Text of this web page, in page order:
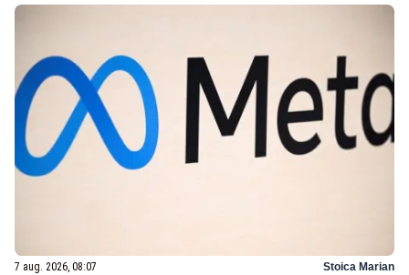
7 aug. 2026, 08:07 Stoica Marian